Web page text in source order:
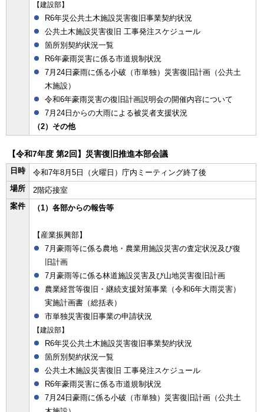
【建設部】
R6年災公共土木施設災害復旧事業契約状況
公共土木施設災害復旧 工事発注スケジュール
箇所別契約状況一覧
R6年豪雨災害に係る市道規制状況
7月24日豪雨に係る小破（市単独）災害復旧計画（公共土
木施設）
令和6年豪雨災害の復旧計画説明会の開催内容について
7月24日からの大雨による被災者支援状況
（2）その他
【令和7年度 第2回】災害復旧推進本部会議
日時
令和7年8月5日（火曜日）庁内ミーティング終了後
場所
2階応接室
案件
（1）各部からの報告等
【産業振興部】
7月豪雨等に係る農地・農業用施設災害の査定状況及び復
旧計画
7月豪雨等に係る林道施設災害及び山地災害復旧計画
農業経営等復旧・継続支援対策事業（令和6年大雨災害）
実施計画書（総括表）
市単独災害復旧事業の申請状況
【建設部】
R6年災公共土木施設災害復旧事業契約状況
箇所別契約状況一覧
公共土木施設災害復旧 工事発注スケジュール
R6年豪雨災害に係る市道規制状況
7月24日豪雨に係る小破（市単独）災害復旧計画（公共土